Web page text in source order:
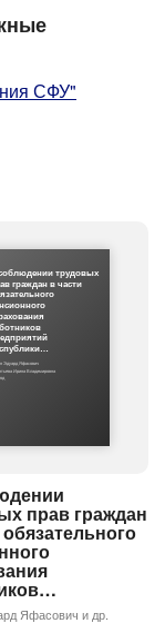
СФУ"
трудовых
граждан в части
Эдуард Яфасович
Ирина Владимировна
прав граждан
Яфасович и др.